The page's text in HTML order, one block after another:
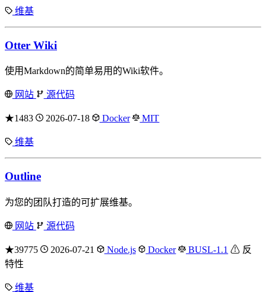
维基
Otter Wiki
使用Markdown的简单易用的Wiki软件。
网站 源代码
★1483 2026-07-18 Docker MIT
维基
Outline
为您的团队打造的可扩展维基。
网站 源代码
★39775 2026-07-21 Node.js Docker BUSL-1.1 ⚠ 反
特性
维基